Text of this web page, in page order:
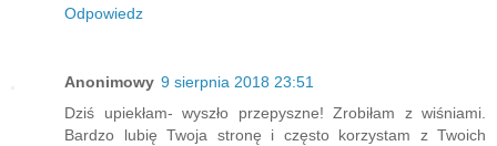
Odpowiedz
Anonimowy 9 sierpnia 2018 23:51
Dziś upiekłam- wyszło przepyszne! Zrobiłam z wiśniami.
Bardzo lubię Twoja stronę i często korzystam z Twoich